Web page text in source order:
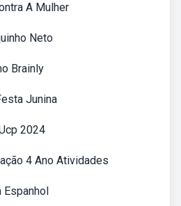
A Mulher
Neto
Brainly
Junina
2024
4 Ano Atividades
Espanhol